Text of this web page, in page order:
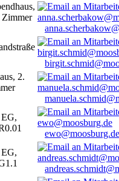
Zimmer
2.
ewo@moosburg.de